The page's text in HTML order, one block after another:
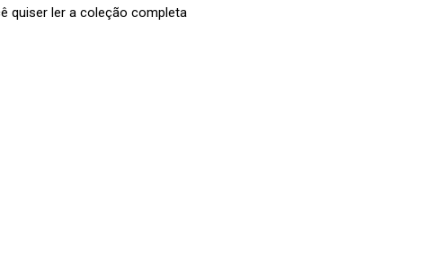
quiser ler a coleção completa